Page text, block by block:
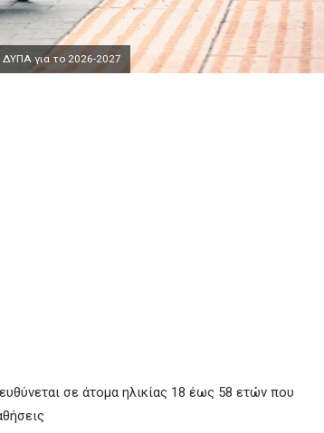
ΔΥΠΑ για το 2026-2027
σε άτομα ηλικίας 18 έως 58 ετών που